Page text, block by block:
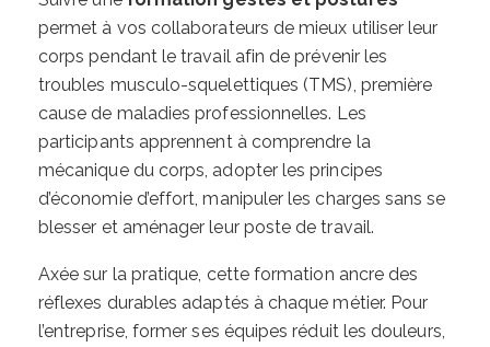
permet à vos collaborateurs de mieux utiliser leur
corps pendant le travail afin de prévenir les
troubles musculo-squelettiques (TMS), première
cause de maladies professionnelles. Les
participants apprennent à comprendre la
mécanique du corps, adopter les principes
d’économie d’effort, manipuler les charges sans se
blesser et aménager leur poste de travail.
Axée sur la pratique, cette formation ancre des
réflexes durables adaptés à chaque métier. Pour
l’entreprise, former ses équipes réduit les douleurs,